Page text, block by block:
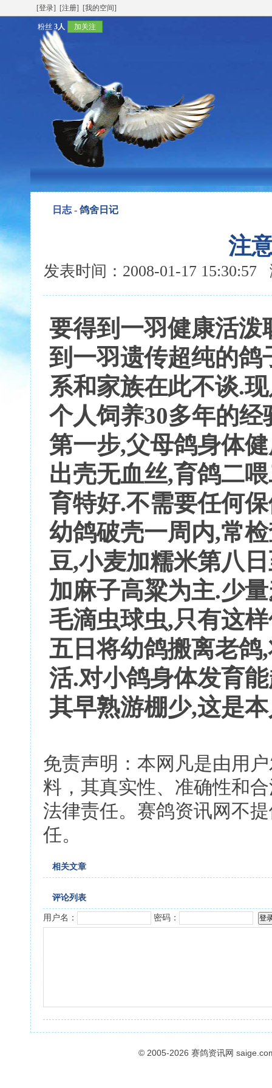
[登录] [注册] [我的空间]
粉丝 3人 加关注
日志 - 鸽舍日记
注
发表时间：2008-01-17
要得到一羽健康活泼
到一羽遗传超纯的鸽
系和家族在此不谈.
个人饲养30多年的
第一步,父母鸽身体
出壳无血丝,育鸽二
育特好.不需要任何
幼鸽破壳一周内,常
豆,小麦加糯米第八
加麻子高粱为主.少
毛滴虫球虫,只有这
五日将幼鸽搬离老鸽
活.对小鸽身体发育
其早熟游棚少,这是
免责声明：本网凡是由用
料，其真实性、准确性和
法律责任。赛鸽资讯网不
任。
相关文章
评论列表
用户名： 密码：
© 2005-2026 赛鸽资讯网